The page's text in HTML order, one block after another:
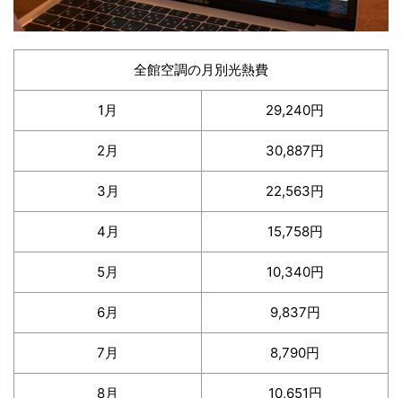
全館空調の月別光熱費
1月 29,240円
2月 30,887円
3月 22,563円
4月 15,758円
5月 10,340円
6月 9,837円
7月 8,790円
8月 10,651円